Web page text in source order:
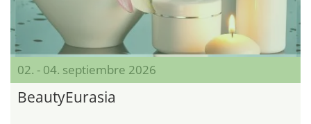
02. - 04. septiembre 2026
BeautyEurasia